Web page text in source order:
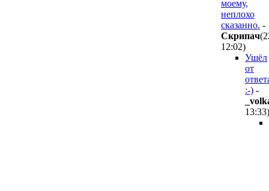
моему,
неплохо
сказанно. -
Cкpипaч
12:02)
Ушёл
от
:-) -
13:33)